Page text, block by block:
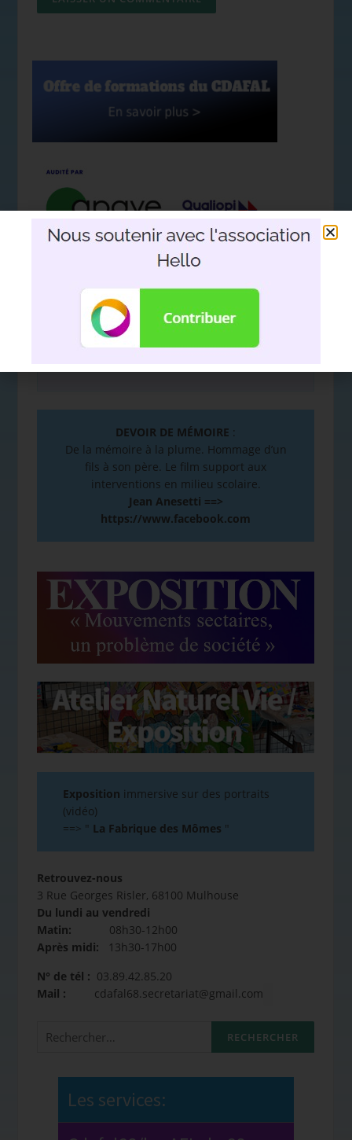
Nous soutenir avec l'association
Hello
DEVOIR DE MÉMOIRE :
De la mémoire à la plume. Hommage d’un
fils à son père. Le film support aux
interventions en milieu scolaire.
Jean Anesetti ==>
https://www.facebook.com
Exposition immersive sur des portraits
(vidéo)
==> " La Fabrique des Mômes "
Retrouvez-nous
3 Rue Georges Risler, 68100 Mulhouse
Du lundi au vendredi
Matin: 08h30-12h00
Après midi: 13h30-17h00
N° de tél : 03.89.42.85.20
Mail : cdafal68.secretariat@gmail.com